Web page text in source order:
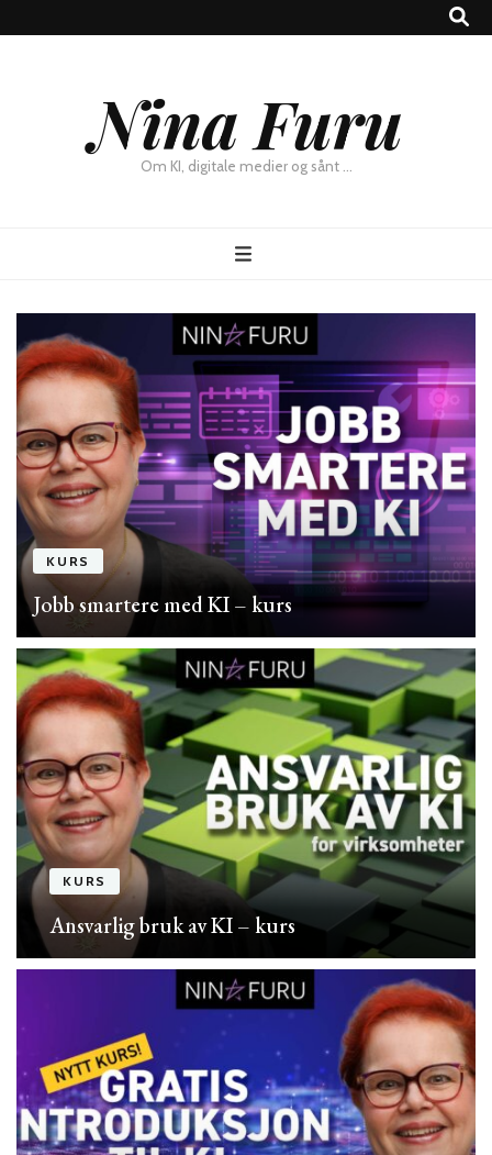
Nina Furu
Om KI, digitale medier og sånt …
KURS
Jobb smartere med KI – kurs
KURS
Ansvarlig bruk av KI – kurs